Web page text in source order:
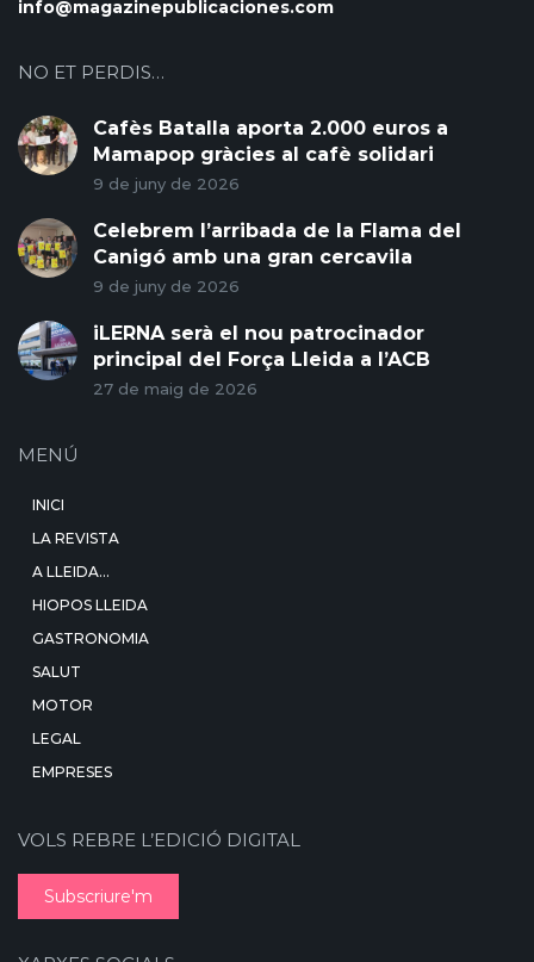
info@magazinepublicaciones.com
NO ET PERDIS…
Cafès Batalla aporta 2.000 euros a
Mamapop gràcies al cafè solidari
9 de juny de 2026
Celebrem l’arribada de la Flama del
Canigó amb una gran cercavila
9 de juny de 2026
iLERNA serà el nou patrocinador
principal del Força Lleida a l’ACB
27 de maig de 2026
MENÚ
INICI
LA REVISTA
A LLEIDA…
HIOPOS LLEIDA
GASTRONOMIA
SALUT
MOTOR
LEGAL
EMPRESES
VOLS REBRE L’EDICIÓ DIGITAL
Subscriure'm